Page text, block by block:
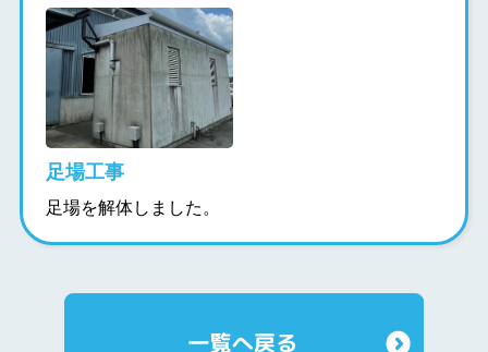
足場工事
足場を解体しました。